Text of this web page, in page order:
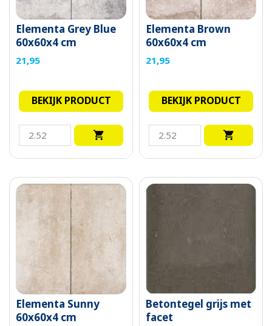
Elementa Grey Blue
60x60x4 cm
21,95
BEKIJK PRODUCT

Elementa Brown
60x60x4 cm
21,95
BEKIJK PRODUCT

Elementa Sunny
60x60x4 cm
Betontegel grijs met
facet